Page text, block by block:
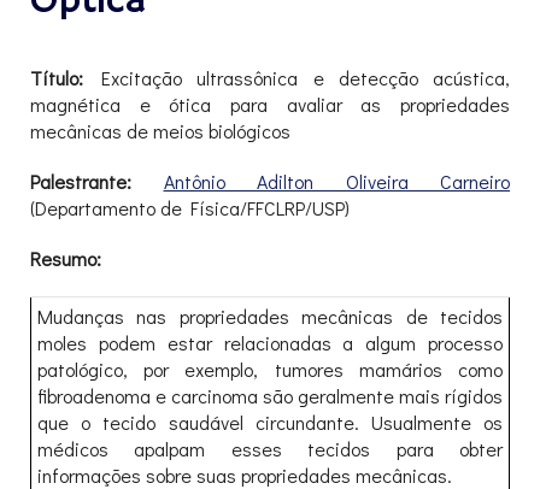
Título: Excitação ultrassônica e detecção acústica,
magnética e ótica para avaliar as propriedades
mecânicas de meios biológicos
Palestrante:
Antônio Adilton Oliveira Carneiro
(Departamento de Física/FFCLRP/USP)
Resumo:
Mudanças nas propriedades mecânicas de tecidos
moles podem estar relacionadas a algum processo
patológico, por exemplo, tumores mamários como
fibroadenoma e carcinoma são geralmente mais rígidos
que o tecido saudável circundante. Usualmente os
médicos apalpam esses tecidos para obter
informações sobre suas propriedades mecânicas.